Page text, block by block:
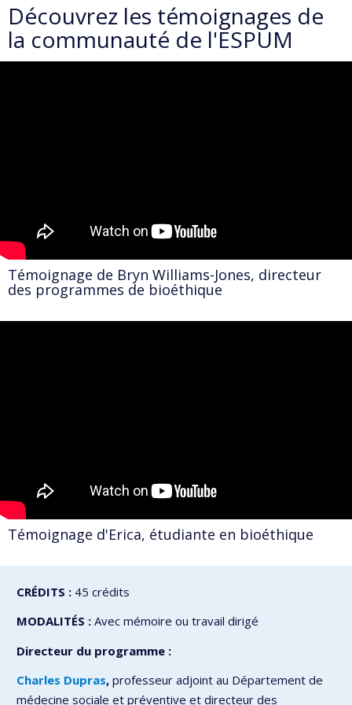
Découvrez les témoignages de
la communauté de l'ESPUM
Témoignage de Bryn Williams-Jones, directeur
des programmes de bioéthique
Témoignage d'Erica, étudiante en bioéthique
CRÉDITS : 45 crédits
MODALITÉS : Avec mémoire ou travail dirigé
Directeur du programme :
Charles Dupras, professeur adjoint au Département de
médecine sociale et préventive et directeur des